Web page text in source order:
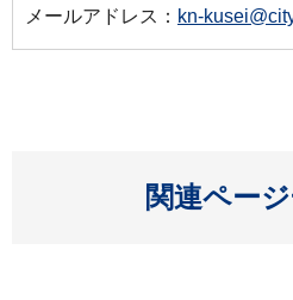
メールアドレス： kn-
関連ペー